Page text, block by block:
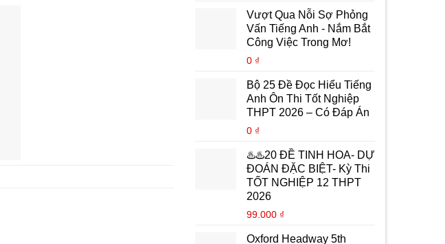
Vượt Qua Nỗi Sợ Phỏng
Vấn Tiếng Anh - Nắm Bắt
Công Việc Trong Mơ!
0 ₫
Bộ 25 Đề Đọc Hiểu Tiếng
Anh Ôn Thi Tốt Nghiệp
THPT 2026 – Có Đáp Án
0 ₫
♨️♨️20 ĐỀ TINH HOA- DỰ
ĐOÁN ĐẶC BIỆT- Kỳ Thi
TỐT NGHIỆP 12 THPT
2026
99.000 ₫
Oxford Headway 5th